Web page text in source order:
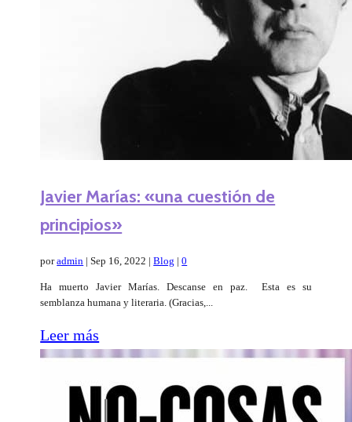
Javier Marías: «una cuestión de
principios»
poradmin |Sep 16, 2022 |Blog |0
Ha muerto Javier Marías. Descanse en paz. Esta es su
semblanza humana y literaria. (Gracias,...
Leer más